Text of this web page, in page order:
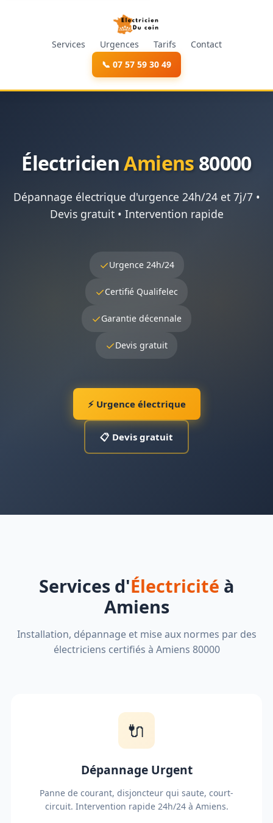
Services Urgences Tarifs
Contact
📞 07 57 59 30 49
ÉlectricienAmiens 80000
Dépannage électrique d'urgence 24h/24 et 7j/7 •
Devis gratuit • Intervention rapide
✓Urgence 24h/24
✓Certifié Qualifelec
✓Garantie décennale
✓Devis gratuit
⚡ Urgence électrique
📋 Devis gratuit
Services d'Électricité à
Amiens
Installation, dépannage et mise aux normes par des
électriciens certifiés à Amiens 80000
🔌
Dépannage Urgent
Panne de courant, disjoncteur qui saute, court-
circuit. Intervention rapide 24h/24 à Amiens.